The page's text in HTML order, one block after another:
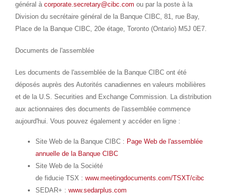
général àcorporate.secretary@cibc.com ou par la poste à la
Division du secrétaire général de la Banque CIBC, 81, rue Bay,
Place de la Banque CIBC, 20e étage,Toronto (Ontario) M5J 0E7.
Documents de l'assemblée
Les documents de l'assemblée de la Banque CIBC ont été
déposés auprès des Autorités canadiennes en valeurs mobilières
et de la U.S. Securities and Exchange Commission. La distribution
aux actionnaires des documents de l'assemblée commence
aujourd'hui. Vous pouvez également y accéder en ligne :
Site Web de la Banque CIBC : Page Web de l'assemblée
annuelle de la Banque CIBC
Site Web de la Société
de fiducie TSX :www.meetingdocuments.com/TSXT/cibc
SEDAR+ :www.sedarplus.com